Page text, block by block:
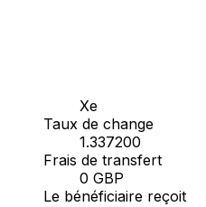
Xe
Taux de change
1.337200
Frais de transfert
0 GBP
Le bénéficiaire reçoit